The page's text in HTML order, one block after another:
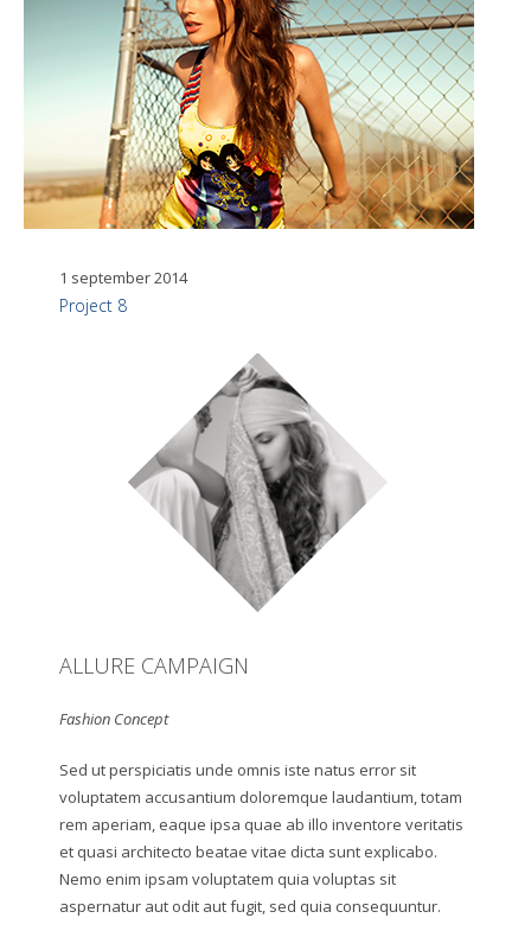
1 september 2014
Project 8
ALLURE CAMPAIGN
Fashion Concept
Sed ut perspiciatis unde omnis iste natus error sit
voluptatem accusantium doloremque laudantium, totam
rem aperiam, eaque ipsa quae ab illo inventore veritatis
et quasi architecto beatae vitae dicta sunt explicabo.
Nemo enim ipsam voluptatem quia voluptas sit
aspernatur aut odit aut fugit, sed quia consequuntur.